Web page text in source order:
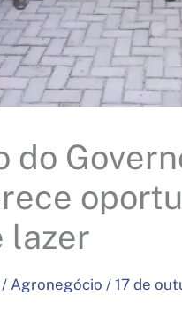
do
lazer
/ Agronegócio / 17 de